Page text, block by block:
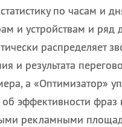
по часам и
и устройствам и ряд
распределяет
и результата
а «Оптимизатор»
эффективности
рекламными